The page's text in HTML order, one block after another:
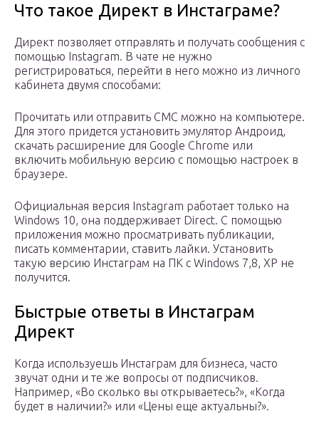
Что такое Директ в Инстаграме?
Директ позволяет отправлять и получать сообщения с
помощью Instagram. В чате не нужно
регистрироваться, перейти в него можно из личного
кабинета двумя способами:
Прочитать или отправить СМС можно на компьютере.
Для этого придется установить эмулятор Андроид,
скачать расширение для Google Chrome или
включить мобильную версию с помощью настроек в
браузере.
Официальная версия Instagram работает только на
Windows 10, она поддерживает Direct. С помощью
приложения можно просматривать публикации,
писать комментарии, ставить лайки. Установить
такую версию Инстаграм на ПК с Windows 7,8, XP не
получится.
Быстрые ответы в Инстаграм
Директ
Когда используешь Инстаграм для бизнеса, часто
звучат одни и те же вопросы от подписчиков.
Например, «Во сколько вы открываетесь?», «Когда
будет в наличии?» или «Цены еще актуальны?».